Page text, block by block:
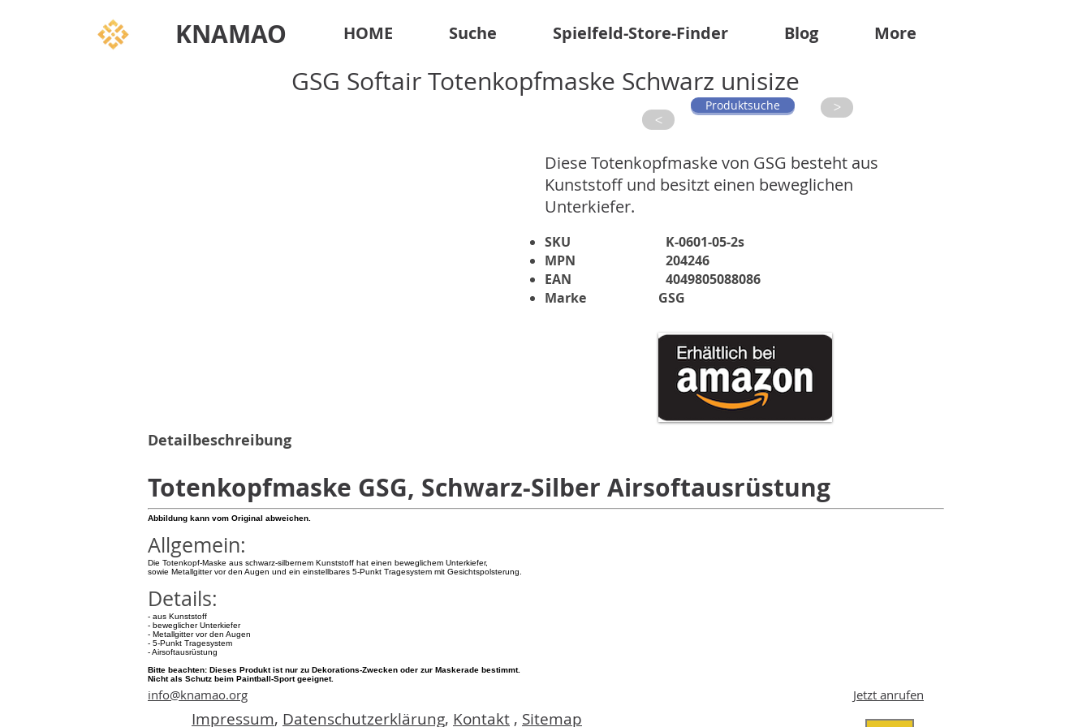
KNAMAO HOME Suche Spielfeld-Store-Finder Blog More
GSG Softair Totenkopfmaske Schwarz unisize
>
Produktsuche >
Diese Totenkopfmaske von GSG besteht aus
Kunststoff und besitzt einen beweglichen
Unterkiefer.
SKU
K-0601-05-2s
204246
MPN
4049805088086
EAN
Marke
GSG
Detailbeschreibung
Totenkopfmaske GSG, Schwarz-Silber Airsoftausrüstung
Abbildung kann vom Original abweichen.
Allgemein:
Die Totenkopf-Maske aus schwarz-silbernem Kunststoff hat einen beweglichem Unterkiefer,
sowie Metallgitter vor den Augen und ein einstellbares 5-Punkt Tragesystem mit Gesichtspolsterung.
Details:
- aus Kunststoff
- beweglicher Unterkiefer
- Metallgitter vor den Augen
- 5-Punkt Tragesystem
- Airsoftausrüstung
Bitte beachten: Dieses Produkt ist nur zu Dekorations-Zwecken oder zur Maskerade bestimmt.
Nicht als Schutz beim Paintball-Sport geeignet.
info@knamao.org Jetzt anrufen
Impressum, Datenschutzerklärung, Kontakt , Sitemap